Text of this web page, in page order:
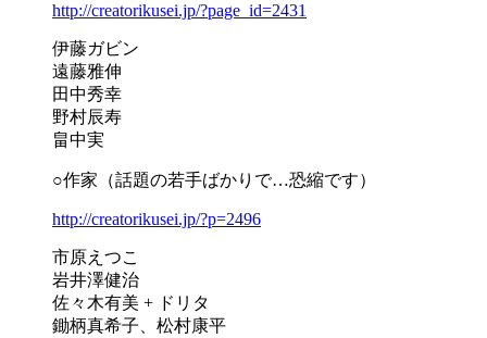
http://creatorikusei.jp/?page_id=2431
伊藤ガビン
遠藤雅伸
田中秀幸
野村辰寿
畠中実
○作家（話題の若手ばかりで…恐縮です）
http://creatorikusei.jp/?p=2496
市原えつこ
岩井澤健治
佐々木有美 + ドリタ
鋤柄真希子、松村康平